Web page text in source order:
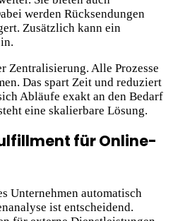
werden Rücksendungen
Zusätzlich kann ein
Zentralisierung. Alle Prozesse
Das spart Zeit und reduziert
Abläufe exakt an den Bedarf
eine skalierbare Lösung.
für Online-
Unternehmen automatisch
ist entscheidend.